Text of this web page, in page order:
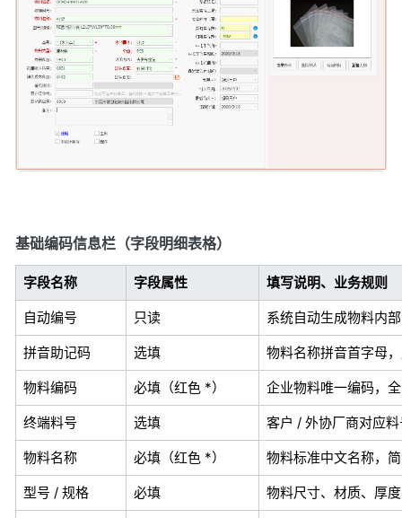
基础编码信息栏（字段明细表格）
字段名称 字段属性 填写说明、业务规则
自动编号 只读 系统自动生成物料内
拼音助记码 选填 物料名称拼音首字母
物料编码 必填（红色 *） 企业物料唯一编码，
终端料号 选填 客户 / 外协厂商对应
物料名称 必填（红色 *） 物料标准中文名称，
型号 / 规格 必填 物料尺寸、材质、厚